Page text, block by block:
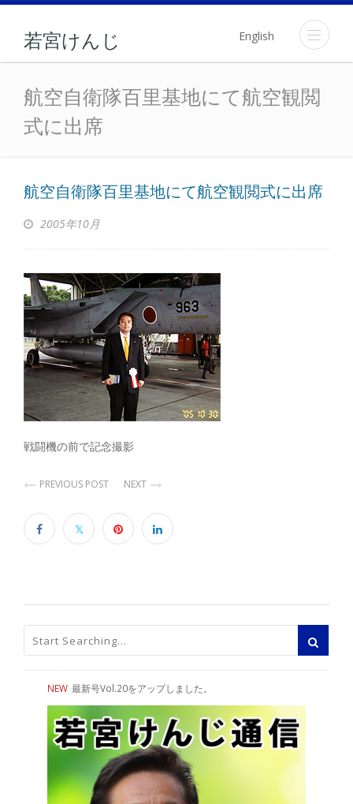
若宮けんじ English
航空自衛隊百里基地にて
航空自衛隊百里基地にて航空観閲
式に出席
航空自衛隊百里基地にて航空観閲式に出席
2005年10月
戦闘機の前で記念撮影
PREVIOUS POST NEXT
NEW 最新号Vol.20をアップしました。